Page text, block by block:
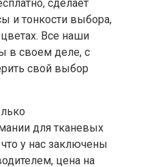
сделает
и тонкости выбора,
Все наши
в своем деле, с
свой выбор
для тканевых
что у нас заключены
цена на